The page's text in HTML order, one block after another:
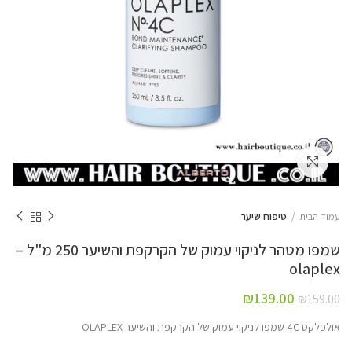
Click to enlarge
עמוד הבית טיפוח שיער
שמפו מטהר לניקוי עמוק של הקרקפת והשיער 250 מ"ל –
olaplex
₪159.00
₪139.00
אולפלקס 4C שמפו לניקוי עמוק של הקרקפת והשיער OLAPLEX